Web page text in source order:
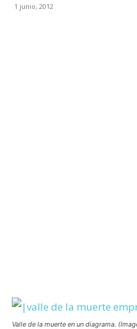
1 junio, 2012
Valle de la muerte en un diagrama.